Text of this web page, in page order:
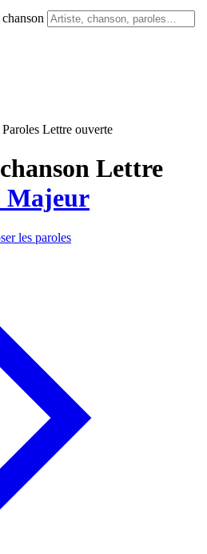
Paroles Lettre ouverte
Lettre
Majeur
les paroles